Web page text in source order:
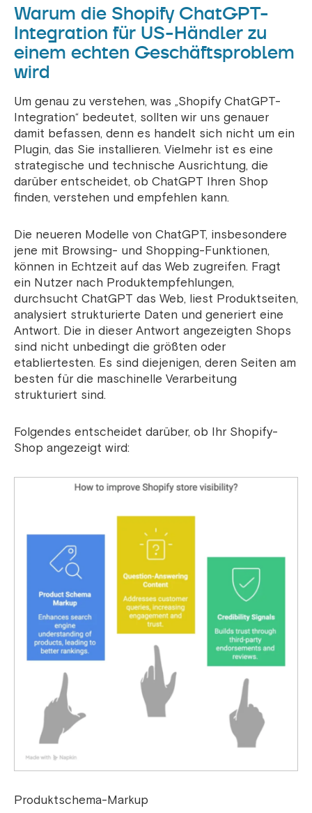
Warum die Shopify ChatGPT-
Integration für US-Händler zu
einem echten Geschäftsproblem
wird
Um genau zu verstehen, was „Shopify ChatGPT-
Integration“ bedeutet, sollten wir uns genauer
damit befassen, denn es handelt sich nicht um ein
Plugin, das Sie installieren. Vielmehr ist es eine
strategische und technische Ausrichtung, die
darüber entscheidet, ob ChatGPT Ihren Shop
finden, verstehen und empfehlen kann.
Die neueren Modelle von ChatGPT, insbesondere
jene mit Browsing- und Shopping-Funktionen,
können in Echtzeit auf das Web zugreifen. Fragt
ein Nutzer nach Produktempfehlungen,
durchsucht ChatGPT das Web, liest Produktseiten,
analysiert strukturierte Daten und generiert eine
Antwort. Die in dieser Antwort angezeigten Shops
sind nicht unbedingt die größten oder
etabliertesten. Es sind diejenigen, deren Seiten am
besten für die maschinelle Verarbeitung
strukturiert sind.
Folgendes entscheidet darüber, ob Ihr Shopify-
Shop angezeigt wird:
Produktschema-Markup